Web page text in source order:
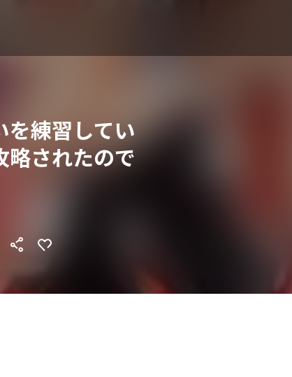
を練習してい
略されたので